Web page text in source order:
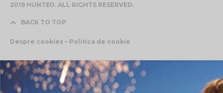
2019 HUNTED. ALL RIGHTS RESERVED.
BACK TO TOP
Despre cookies – Politica de cookie